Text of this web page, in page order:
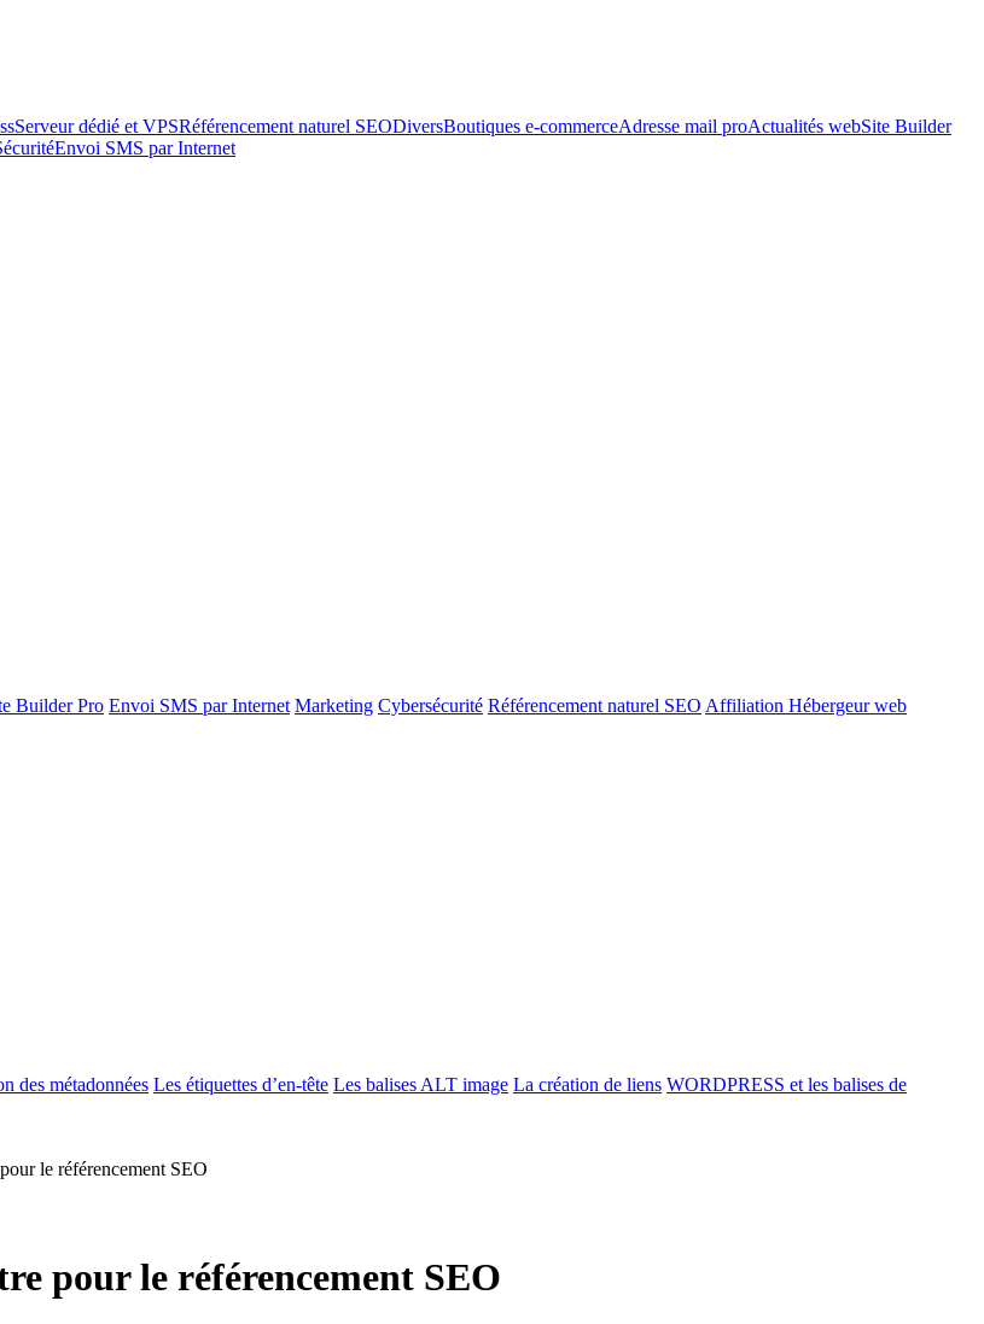
Serveur dédié et VPSRéférencement naturel SEODiversBoutiques e-commerceAdresse mail proActualités webSite Builder
Envoi SMS par Internet
Builder Pro Envoi SMS par Internet Marketing Cybersécurité Référencement naturel SEO Affiliation Hébergeur web
des métadonnées Les étiquettes d’en-tête Les balises ALT image La création de liens WORDPRESS et les balises de
le référencement SEO
pour le référencement SEO